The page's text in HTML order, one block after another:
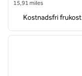
15,91 miles
Kostnadsfri frukost
1 av 12